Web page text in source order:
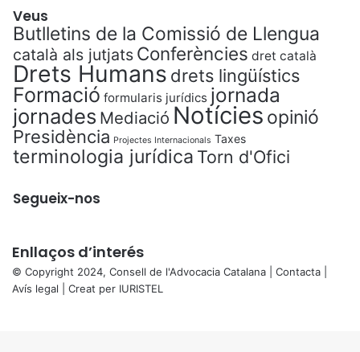
Veus
Butlletins de la Comissió de Llengua
català als jutjats Conferències dret català
Drets Humans drets lingüístics
Formació formularis jurídics jornada
jornades Mediació Notícies opinió
Presidència Projectes Internacionals Taxes
terminologia jurídica Torn d'Ofici
Segueix-nos
Enllaços d’interés
© Copyright 2024, Consell de l'Advocacia Catalana | Contacta
Avís legal | Creat per IURISTEL